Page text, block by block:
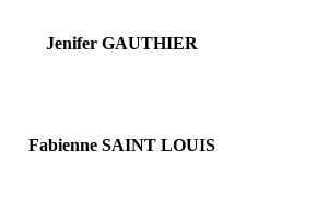
Jenifer GAUTHIER
Fabienne SAINT LOUIS